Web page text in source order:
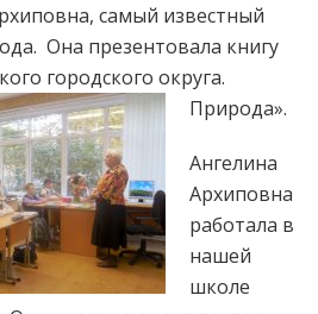
самый известный
Она презентовала книгу
городского округа.
Природа».
Ангелина
Архиповна
работала в
нашей
школе